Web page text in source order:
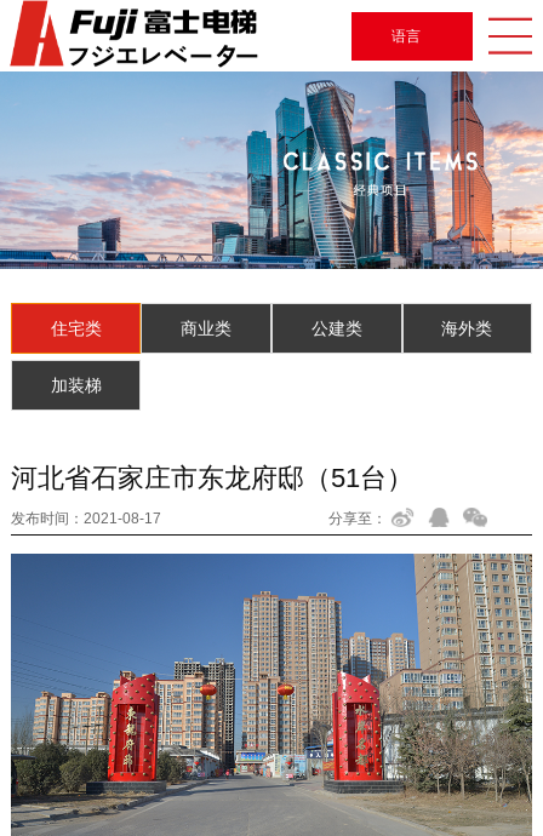
语言
住宅类 商业类 公建类 海外类
加装梯
河北省石家庄市东龙府邸（51台）
发布时间： 2021-08-17 分享至：